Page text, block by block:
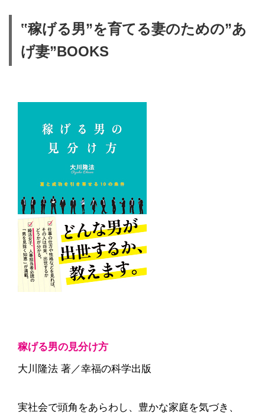
‟稼げる男”を育てる妻のための”あ
げ妻”BOOKS
稼げる男の見分け方
大川隆法 著／幸福の科学出版
実社会で頭角をあらわし、豊かな家庭を気づき、